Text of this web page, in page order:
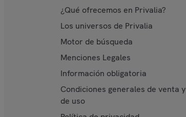
¿Qué ofrecemos en Privalia?
Los universos de Privalia
Motor de búsqueda
Menciones Legales
Información obligatoria
Condiciones generales de venta y
de uso